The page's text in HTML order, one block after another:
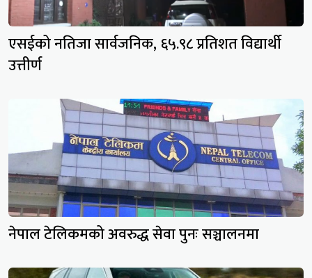
एसईको नतिजा सार्वजनिक, ६५.९८ प्रतिशत विद्यार्थी
उत्तीर्ण
नेपाल टेलिकमको अवरुद्ध सेवा पुनः सञ्चालनमा